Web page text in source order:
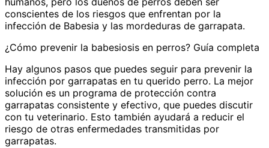
conscientes de los riesgos que enfrentan por la
infección de Babesia y las mordeduras de garrapata.
¿Cómo prevenir la babesiosis en perros? Guía completa
Hay algunos pasos que puedes seguir para prevenir la
infección por garrapatas en tu querido perro. La mejor
solución es un programa de protección contra
garrapatas consistente y efectivo, que puedes discutir
con tu veterinario. Esto también ayudará a reducir el
riesgo de otras enfermedades transmitidas por
garrapatas.